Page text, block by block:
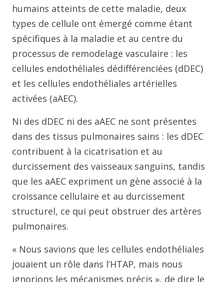
humains atteints de cette maladie, deux
types de cellule ont émergé comme étant
spécifiques à la maladie et au centre du
processus de remodelage vasculaire : les
cellules endothéliales dédifférenciées (dDEC)
et les cellules endothéliales artérielles
activées (aAEC).
Ni des dDEC ni des aAEC ne sont présentes
dans des tissus pulmonaires sains : les dDEC
contribuent à la cicatrisation et au
durcissement des vaisseaux sanguins, tandis
que les aAEC expriment un gène associé à la
croissance cellulaire et au durcissement
structurel, ce qui peut obstruer des artères
pulmonaires.
« Nous savions que les cellules endothéliales
jouaient un rôle dans l’HTAP, mais nous
ignorions les mécanismes précis », de dire le